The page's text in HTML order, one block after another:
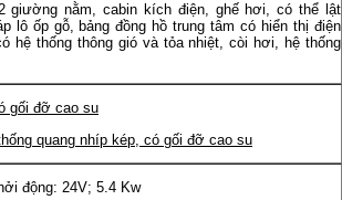
nằm, cabin kích điện, ghế hơi, có thể lật
lô ốp gỗ, bảng đồng hồ trung tâm có hiển thị điện
hệ thống thông gió và tỏa nhiệt, còi hơi, hệ thống
gối đỡ cao su
quang nhíp kép, có gối đỡ cao su
24V; 5.4 Kw